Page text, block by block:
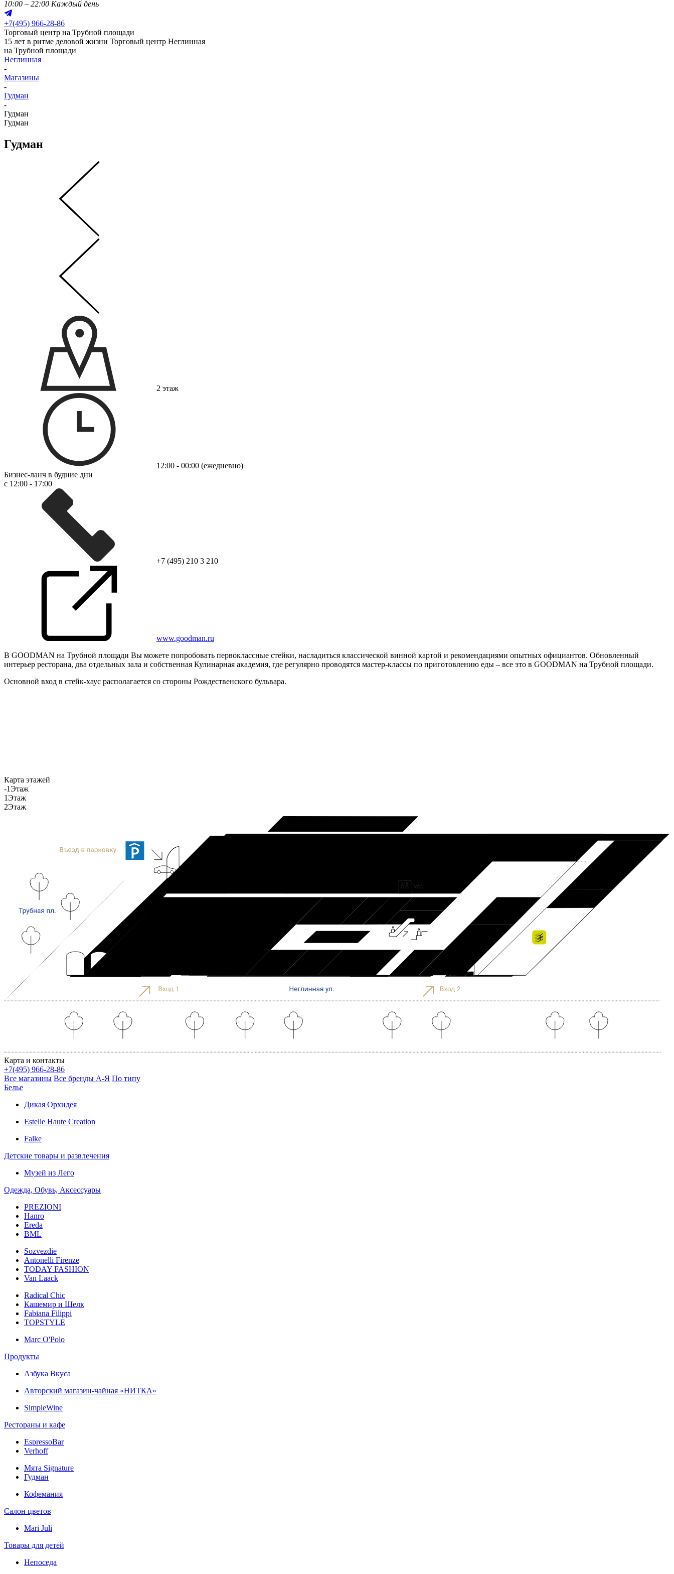
10:00 – 22:00 Каждый день
+7(495) 966-28-86
Торговый центр на Трубной площади
15 лет в ритме деловой жизни Торговый центр Неглинная
на Трубной площади
Неглинная
-
Магазины
-
Гудман
-
Гудман
Гудман
Гудман
2 этаж
12:00 - 00:00 (ежедневно)
Бизнес-ланч в будние дни
с 12:00 - 17:00
+7 (495) 210 3 210
www.goodman.ru
В GOODMAN на Трубной площади Вы можете попробовать первоклассные стейки, насладиться классической винной картой и рекомендациями опытных официантов. Обновленный
интерьер ресторана, два отдельных зала и собственная Кулинарная академия, где регулярно проводятся мастер-классы по приготовлению еды – все это в GOODMAN на Трубной площади.
Основной вход в стейк-хаус располагается со стороны Рождественского бульвара.
Карта этажей
-1Этаж
1Этаж
2Этаж
Карта и контакты
+7(495) 966-28-86
Все магазины Все бренды А-Я По типу
Белье
Дикая Орхидея
Estelle Haute Creation
Falke
Детские товары и развлечения
Музей из Лего
Одежда, Обувь, Аксессуары
PREZIONI
Hanro
Ereda
BML
Sozvezdiе
Antonelli Firenze
TODAY FASHION
Van Laack
Radical Chic
Кашемир и Шелк
Fabiana Filippi
TOPSTYLE
Marc O'Polo
Продукты
Азбука Вкуса
Авторский магазин-чайная «НИТКА»
SimpleWine
Рестораны и кафе
EspressoBar
Verhoff
Мята Signature
Гудман
Кофемания
Салон цветов
Mari Juli
Товары для детей
Непоседа